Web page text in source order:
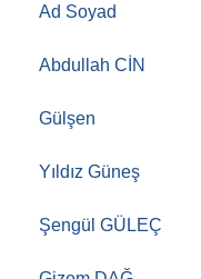
Ad Soyad
Abdullah CİN
Gülşen
Yıldız Güneş
Şengül GÜLEÇ